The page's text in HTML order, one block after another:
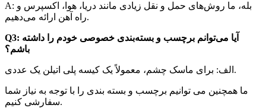
A: بله، ما روش‌های حمل و نقل زیادی مانند دریا، هوا، اکسپرس و
راه آهن ارائه می‌دهیم.
Q3: آیا می‌توانم برچسب و بسته‌بندی خصوصی خودم را داشته
باشم؟
الف: برای ماسک چشم، معمولاً یک کیسه پلی اتیلن یک عددی.
ما همچنین می توانیم برچسب و بسته بندی را با توجه به نیاز شما
سفارشی کنیم.